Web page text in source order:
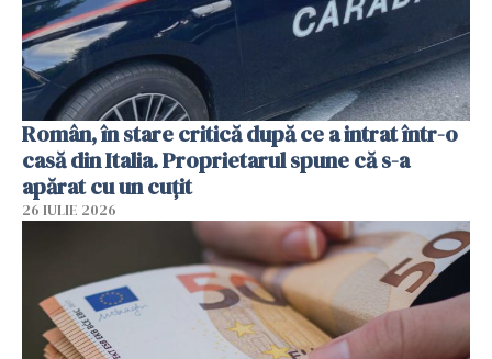
Român, în stare critică după ce a intrat într-o
casă din Italia. Proprietarul spune că s-a
apărat cu un cuțit
26 IULIE 2026